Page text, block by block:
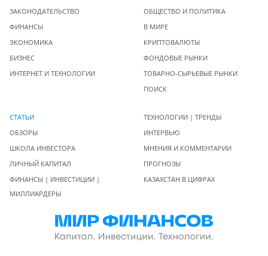
ЗАКОНОДАТЕЛЬСТВО
ФИНАНСЫ
ЭКОНОМИКА
БИЗНЕС
ИНТЕРНЕТ И ТЕХНОЛОГИИ
ОБЩЕСТВО И ПОЛИТИКА
В МИРЕ
КРИПТОВАЛЮТЫ
ФОНДОВЫЕ РЫНКИ
ТОВАРНО-СЫРЬЕВЫЕ РЫНКИ
ПОИСК
СТАТЬИ
ОБЗОРЫ
ШКОЛА ИНВЕСТОРА
ЛИЧНЫЙ КАПИТАЛ
ФИНАНСЫ | ИНВЕСТИЦИИ |
МИЛЛИАРДЕРЫ
ТЕХНОЛОГИИ | ТРЕНДЫ
ИНТЕРВЬЮ
МНЕНИЯ И КОММЕНТАРИИ
ПРОГНОЗЫ
КАЗАХСТАН В ЦИФРАХ